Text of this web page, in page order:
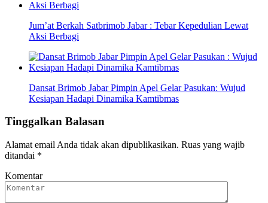
Jum’at Berkah Satbrimob Jabar : Tebar Kepedulian Lewat
Aksi Berbagi
Dansat Brimob Jabar Pimpin Apel Gelar Pasukan: Wujud
Kesiapan Hadapi Dinamika Kamtibmas
Tinggalkan Balasan
Alamat email Anda tidak akan dipublikasikan. Ruas yang wajib
ditandai *
Komentar